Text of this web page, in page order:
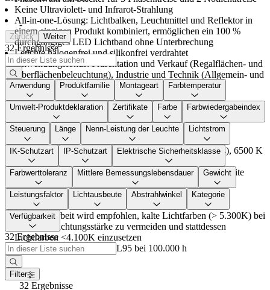
Keine Ultraviolett- und Infrarot-Strahlung
All-in-one-Lösung: Lichtbalken, Leuchtmittel und Reflektor in
einem einzigen Produkt kombiniert, ermöglichen ein 100 %
durchgängiges LED Lichtband ohne Unterbrechung
Leuchte halogenfrei und silikonfrei verdrahtet
Anwendungsfokus: Präsentation und Verkauf (Regalflächen- und
Oberflächenbeleuchtung), Industrie und Technik (Allgemein- und
Arbeitsplatzbeleuchtung)
Dimminglevel für DC-Modus auf 15 % voreingestellt
Dimmbare LED Leuchte ist Switch Dim tauglich
Farbwiedergabe: Ra > 80 und Ra<90 in 3000 K, 3500 K, 4000 K
und 6500 K
Farbtemperatur: 3000 K (LED830: warmweiß), 3500 K
(LED835: neutralweiß), 4000 K (LED840: neutralweiß), 6500 K
(LED865: kaltweiß)
Für Beleuchtung von Regalflächen und Gängen, mittelbreite
Lichtverteilung
Farbtoleranz zwischen mehreren Leuchten von max. 2
MacAdam-Ellipsen
Für Nachtarbeit wird empfohlen, kalte Lichtfarben (> 5.300K) bei
hoher Beleuchtungsstärke zu vermeiden und stattdessen
Lichtfarben <4.100K einzusetzen
LED Lebensdauer: Bis zu L95 bei 100.000 h
-
Zurück Weiter
32 Ergebnisse
Anwendung Produktfamilie Montageart Farbtemperatur
Umwelt-Produktdeklaration Zertifikate Farbe Farbwiedergabeindex
Steuerung Länge Nenn-Leistung der Leuchte Lichtstrom
IK-Schutzart IP-Schutzart Elektrische Sicherheitsklasse
Farbwerttoleranz Mittlere Bemessungslebensdauer Gewicht
Leistungsfaktor Lichtausbeute Abstrahlwinkel Kategorie
Verfügbarkeit
32 Ergebnisse
Filter
32 Ergebnisse